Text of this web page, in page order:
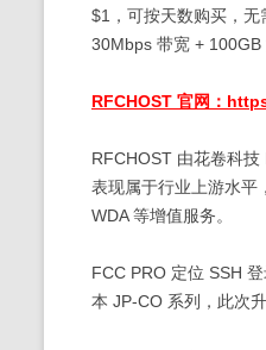
$1，可按天数购买，
30Mbps 带宽 + 100GB
RFCHOST 官网：
RFCHOST 由花卷科
表现属于行业上游水平
WDA 等增值服务。
FCC PRO 定位 SSH
本 JP-CO 系列，此次